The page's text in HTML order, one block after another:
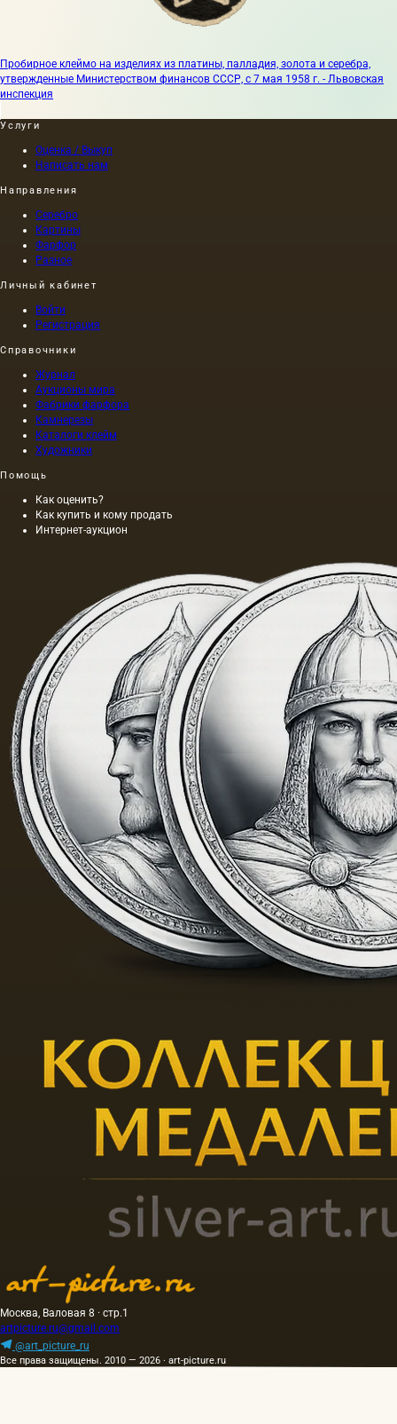
Пробирное клеймо на изделиях из платины, палладия, золота и серебра,
утвержденные Министерством финансов СССР, с 7 мая 1958 г. - Львовская
инспекция
Услуги
Оценка / Выкуп
Написать нам
Направления
Серебро
Картины
Фарфор
Разное
Личный кабинет
Войти
Регистрация
Справочники
Журнал
Аукционы мира
Фабрики фарфора
Камнерезы
Каталоги клейм
Художники
Помощь
Как оценить?
Как купить и кому продать
Интернет-аукцион
Москва, Валовая 8 · стр.1
artpicture.ru@gmail.com
@art_picture_ru
Все права защищены. 2010 — 2026 · art-picture.ru